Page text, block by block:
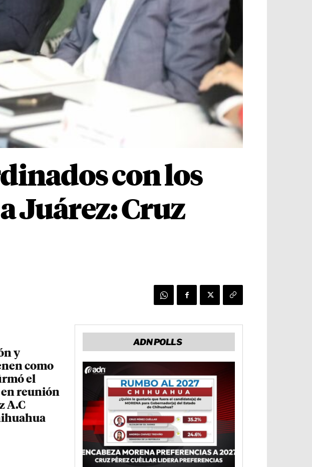
con los
Juárez: Cruz
y
como
el
reunión
A.C
ADN POLLS